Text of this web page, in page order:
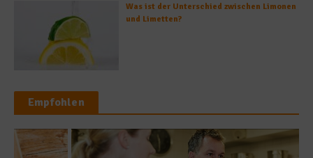
Was ist der Unterschied zwischen Limonen
und Limetten?
Empfohlen